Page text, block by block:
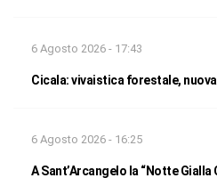
6 Agosto 2026 - 17:43
Cicala: vivaistica forestale,
6 Agosto 2026 - 16:25
A Sant’Arcangelo la “Notte